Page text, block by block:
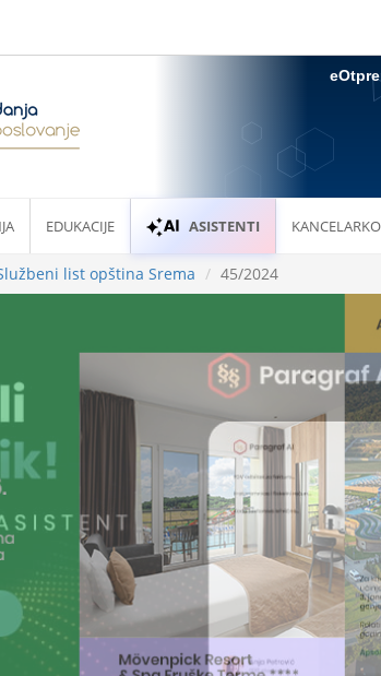
EDUKACIJE ASISTENTI KANCELARKO
list opština Srema 45/2024